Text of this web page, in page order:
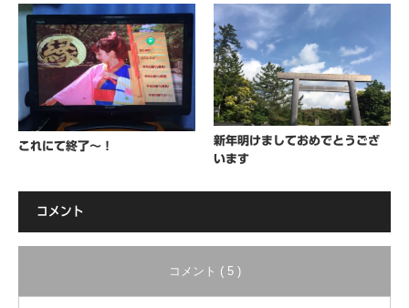
これにて終了～！
新年明けましておめでとうござ
います
コメント
コメント ( 5 )